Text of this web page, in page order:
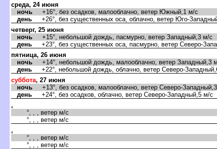
среда, 24 июня
ночь +16°, без осадков, малооблачно, ветер Южный,1 м/с
день +26°, без существенных оса, облачно, ветер Юго-
четверг, 25 июня
ночь +15°, небольшой дождь, пасмурно, ветер Западный,3 м/с
день +23°, без существенных оса, пасмурно, ветер Северо-
пятница, 26 июня
ночь +14°, небольшой дождь, малооблачно, ветер Западный,3
день +22°, небольшой дождь, облачно, ветер Северо-
суббота, 27 июня
ночь +13°, без осадков, малооблачно, ветер Северо-
день +24°, без осадков, облачно, ветер Северо-Западный,5 м/с
,
°, , , ветер м/с
°, , , ветер м/с
,
°, , , ветер м/с
°, , , ветер м/с